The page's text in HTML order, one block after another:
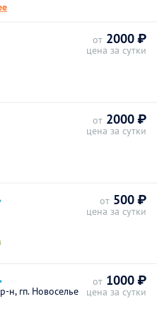
от 2000 ₽
цена за сутки
от 2000 ₽
цена за сутки
от 500 ₽
цена за сутки
н, гп. Новоселье
от 1000 ₽
цена за сутки